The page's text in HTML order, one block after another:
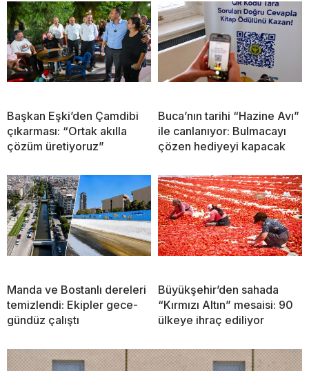
Başkan Eşki’den Çamdibi
çıkarması: “Ortak akılla
çözüm üretiyoruz”
Buca’nın tarihi “Hazine Avı”
ile canlanıyor: Bulmacayı
çözen hediyeyi kapacak
Manda ve Bostanlı dereleri
temizlendi: Ekipler gece-
gündüz çalıştı
Büyükşehir’den sahada
“Kırmızı Altın” mesaisi: 90
ülkeye ihraç ediliyor